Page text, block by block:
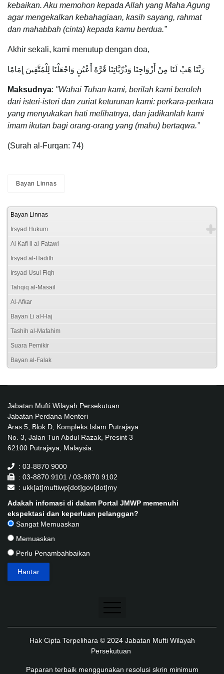
kebaikan. Aku memohon kepada Allah yang Maha Agung
agar mengekalkan kebahagiaan, kasih sayang, rahmat
dan mahabbah (cinta) kepada kamu berdua.”
Akhir sekali, kami menutup dengan doa,
رَبَّنَا هَبْ لَنَا مِنْ أَزْوَاجِنَا وَذُرِّيَّاتِنَا قُرَّةَ أَعْيُنٍ وَاجْعَلْنَا لِلْمُتَّقِينَ إِمَامًا
Maksudnya: "Wahai Tuhan kami, berilah kami beroleh
dari isteri-isteri dan zuriat keturunan kami: perkara-perkara
yang menyukakan hati melihatnya, dan jadikanlah kami
imam ikutan bagi orang-orang yang (mahu) bertaqwa.”
(Surah al-Furqan: 74)
Bayan Linnas
Bayan Linnas
Irsyad Hukum
Al Kafi li al-Fatawi
Irsyad al-Hadith
Irsyad Usul Fiqh
Tahqiq al-Masail
Al-Afkar
Bayan Li al-Haj
Tashih al-Mafahim
Suara Pemikir
Bayan al-Falak
Jabatan Mufti Wilayah Persekutuan
Jabatan Perdana Menteri
Aras 5, Blok D, Kompleks Islam Putrajaya
No. 3, Jalan Tun Abdul Razak, Presint 3
62100 Putrajaya, Malaysia.
: 03-8870 9000
: 03-8870 9101 / 03-8870 9102
: ukk[at]muftiwp[dot]gov[dot]my
Adakah infomasi di dalam Portal JMWP memenuhi
ekspektasi dan keperluan pelanggan?
Sangat Memuaskan
Memuaskan
Perlu Penambahbaikan
Penafian
Dasar Keselamatan
Hak Cipta Terpelihara © 2024 Jabatan Mufti Wilayah
Persekutuan
Paparan terbaik menggunakan resolusi skrin minimum